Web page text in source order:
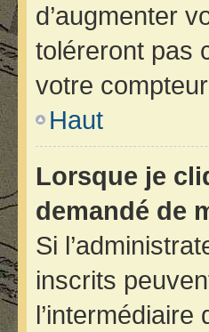
d’augmenter
toléreront pas
votre
Haut
Lorsque je
demandé de
Si
inscrits
l’intermédiaire